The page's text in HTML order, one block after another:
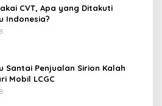
CVT, Apa yang Ditakuti
Indonesia?
Santai Penjualan Sirion Kalah
Mobil LCGC